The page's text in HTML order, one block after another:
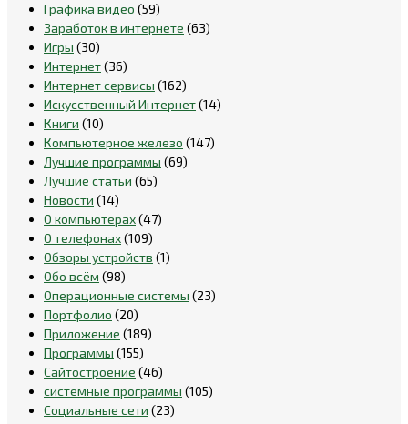
Графика видео (59)
Заработок в интернете (63)
Игры (30)
Интернет(36)
Интернет сервисы (162)
Искусственный Интернет(14)
Книги (10)
Компьютерное железо (147)
Лучшие программы (69)
Лучшие статьи (65)
Новости (14)
О компьютерах(47)
О телефонах(109)
Обзоры устройств (1)
Обо всём (98)
Операционные системы (23)
Портфолио (20)
Приложение (189)
Программы (155)
Сайтостроение (46)
системные программы (105)
Социальные сети (23)